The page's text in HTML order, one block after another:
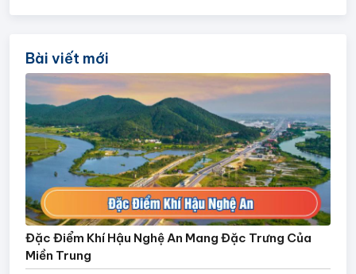
Bài viết mới
Đặc Điểm Khí Hậu Nghệ An Mang Đặc Trưng Của
Miền Trung